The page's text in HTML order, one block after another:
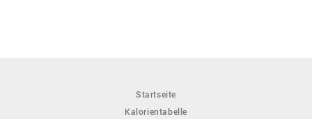
Startseite
Kalorientabelle